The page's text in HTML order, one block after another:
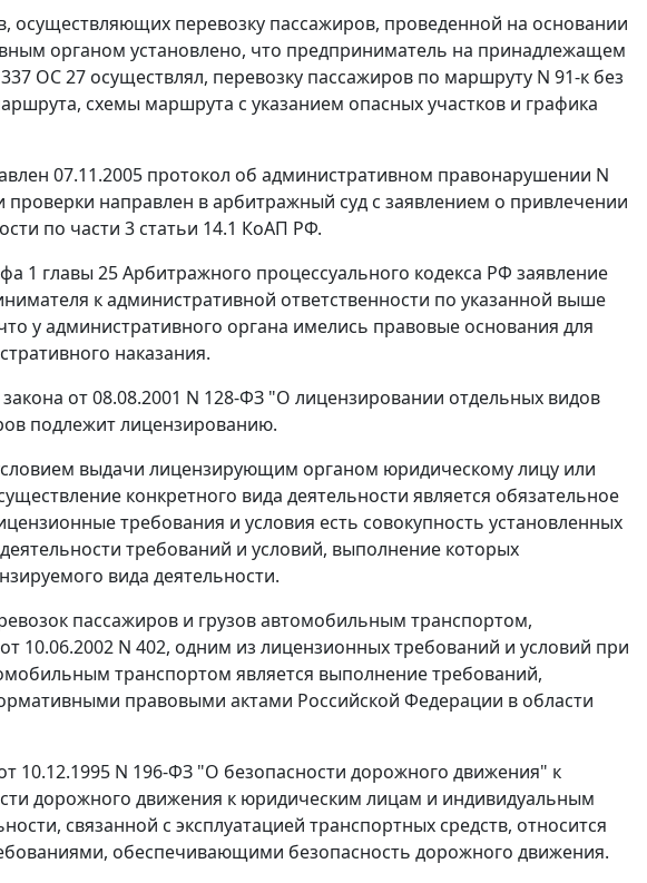
осуществляющих перевозку пассажиров, проведенной на основании
органом установлено, что предприниматель на принадлежащем
ОС 27 осуществлял, перевозку пассажиров по маршруту N 91-к без
схемы маршрута с указанием опасных участков и графика
07.11.2005 протокол об административном правонарушении N
направлен в арбитражный суд с заявлением о привлечении
по части 3 статьи 14.1 КоАП РФ.
1 главы 25Арбитражного процессуального кодекса РФ заявление
к административной ответственности по указанной выше
у административного органа имелись правовые основания для
наказания.
от 08.08.2001 N 128-ФЗ "О лицензировании отдельных видов
подлежит лицензированию.
выдачи лицензирующим органом юридическому лицу или
конкретного вида деятельности является обязательное
требования и условия есть совокупность установленных
требований и условий, выполнение которых
вида деятельности.
пассажиров и грузов автомобильным транспортом,
10.06.2002 N 402, одним из лицензионных требований и условий при
транспортом является выполнение требований,
правовыми актами Российской Федерации в области
10.12.1995 N 196-ФЗ "О безопасности дорожного движения" к
дорожного движения к юридическим лицам и индивидуальным
связанной с эксплуатацией транспортных средств, относится
обеспечивающими безопасность дорожного движения.